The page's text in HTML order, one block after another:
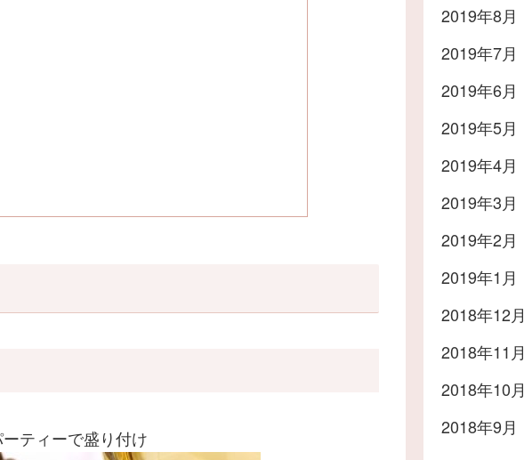
ティーで盛り付け
2019年8月
2019年7月
2019年6月
2019年5月
2019年4月
2019年3月
2019年2月
2019年1月
2018年12月
2018年11月
2018年10月
2018年9月